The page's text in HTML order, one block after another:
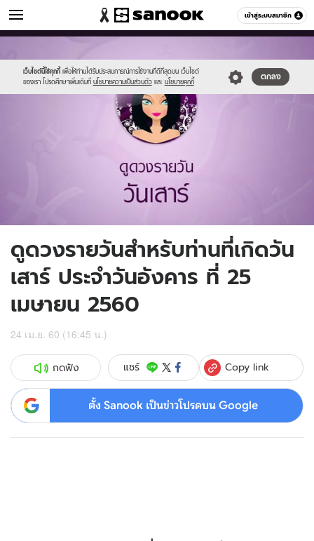
เข้าสู่ระบบสมาชิก
ดูดวง หมวดอื่นๆ
เว็บไซต์นี้ใช้คุกกี้ เพื่อให้ท่านได้รับประสบการณ์การใช้งานที่ดีที่สุดบน เว็บไซต์
ของเรา โปรดศึกษาเพิ่มเติมที่ นโยบายความเป็นส่วนตัว และ นโยบายคุกกี้
ตกลง
new-
sanook.png
ดูดวงรายวันสำหรับท่านที่เกิดวัน
เสาร์ ประจำวันอังคาร ที่ 25
เมษายน 2560
24 เม.ย. 60 (16:45 น.)
กดฟัง แชร์ Copy link
ตั้ง Sanook เป็นข่าวโปรดบน Google